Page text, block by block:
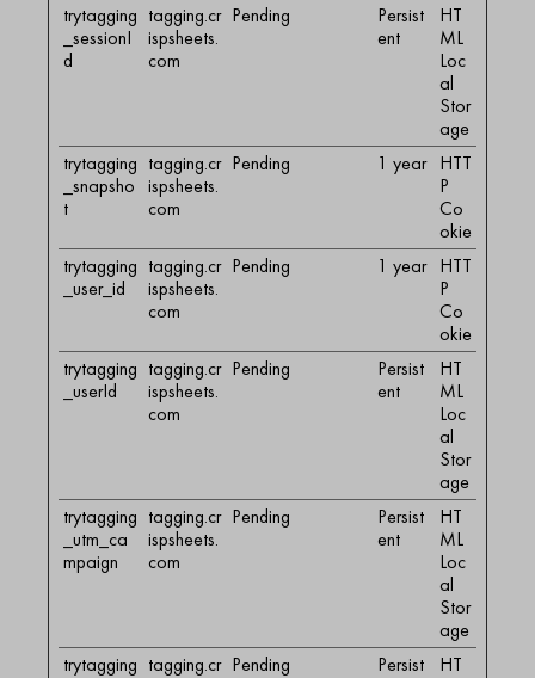
trytagging
_sessionI
d
tagging.cr
ispsheets.
com
Pending
Persist
ent
HT
ML
Loc
al
Stor
age
trytagging
_snapsho
t
tagging.cr
ispsheets.
com
Pending 1 year
HTT
P
Co
okie
trytagging
_user_id
tagging.cr
ispsheets.
com
Pending 1 year
HTT
P
Co
okie
trytagging
_userId
tagging.cr
ispsheets.
com
Pending
Persist
ent
HT
ML
Loc
al
Stor
age
trytagging
_utm_ca
mpaign
tagging.cr
ispsheets.
com
Pending
Persist
ent
HT
ML
Loc
al
Stor
age
trytagging tagging.cr Pending
Persist
HT